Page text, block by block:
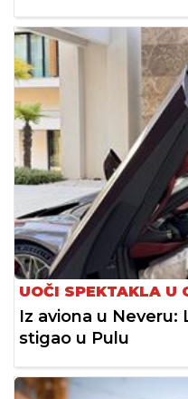
UOČI SPEKTAKLA U
Iz aviona u Neveru:
stigao u Pulu